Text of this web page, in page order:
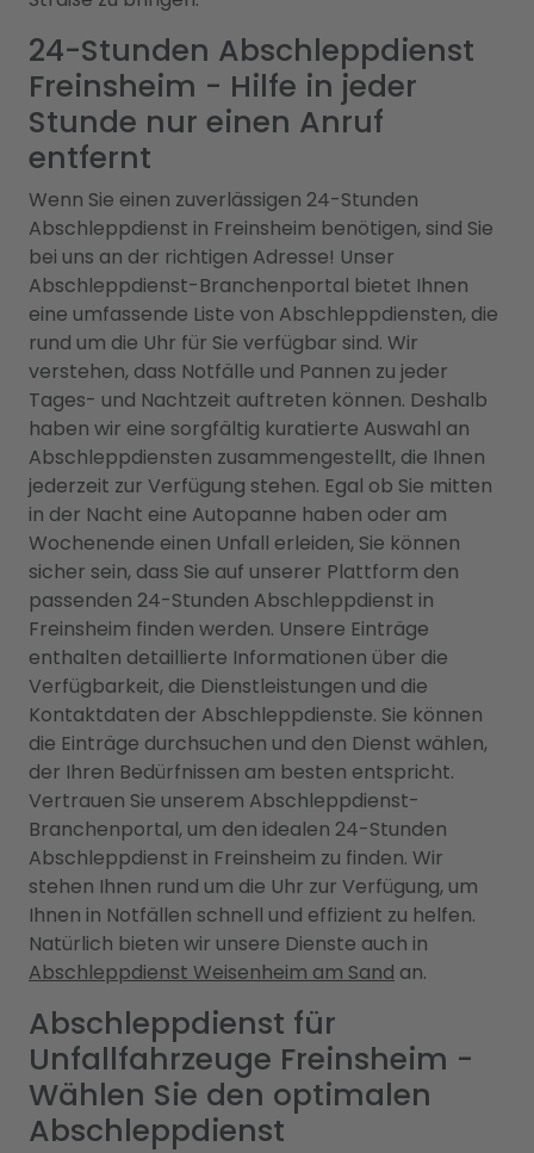
24-Stunden Abschleppdienst
Freinsheim - Hilfe in jeder
Stunde nur einen Anruf
entfernt
Wenn Sie einen zuverlässigen 24-Stunden
Abschleppdienst in Freinsheim benötigen, sind Sie
bei uns an der richtigen Adresse! Unser
Abschleppdienst-Branchenportal bietet Ihnen
eine umfassende Liste von Abschleppdiensten, die
rund um die Uhr für Sie verfügbar sind. Wir
verstehen, dass Notfälle und Pannen zu jeder
Tages- und Nachtzeit auftreten können. Deshalb
haben wir eine sorgfältig kuratierte Auswahl an
Abschleppdiensten zusammengestellt, die Ihnen
jederzeit zur Verfügung stehen. Egal ob Sie mitten
in der Nacht eine Autopanne haben oder am
Wochenende einen Unfall erleiden, Sie können
sicher sein, dass Sie auf unserer Plattform den
passenden 24-Stunden Abschleppdienst in
Freinsheim finden werden. Unsere Einträge
enthalten detaillierte Informationen über die
Verfügbarkeit, die Dienstleistungen und die
Kontaktdaten der Abschleppdienste. Sie können
die Einträge durchsuchen und den Dienst wählen,
der Ihren Bedürfnissen am besten entspricht.
Vertrauen Sie unserem Abschleppdienst-
Branchenportal, um den idealen 24-Stunden
Abschleppdienst in Freinsheim zu finden. Wir
stehen Ihnen rund um die Uhr zur Verfügung, um
Ihnen in Notfällen schnell und effizient zu helfen.
Natürlich bieten wir unsere Dienste auch in
Abschleppdienst Weisenheim am Sand an.
Abschleppdienst für
Unfallfahrzeuge Freinsheim -
Wählen Sie den optimalen
Abschleppdienst